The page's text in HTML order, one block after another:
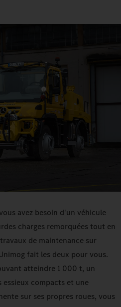
avez besoin d'un véhicule
charges remorquées tout en
de maintenance sur
fait les deux pour vous.
atteindre 1 000 t, un
essieux compacts et une
sur ses propres roues, vous